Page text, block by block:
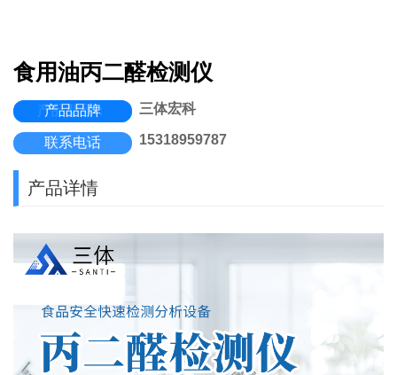
食用油丙二醛检测仪
产品型号：
产品品牌 三体宏科
联系电话 15318959787
产品详情